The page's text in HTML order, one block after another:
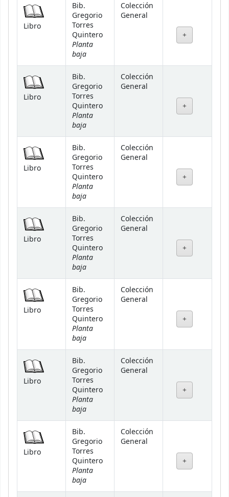
Libro
Bib.
Gregorio
Torres
Quintero
Planta
baja
Colección
General
Libro
Bib.
Gregorio
Torres
Quintero
Planta
baja
Colección
General
Libro
Bib.
Gregorio
Torres
Quintero
Planta
baja
Colección
General
Libro
Bib.
Gregorio
Torres
Quintero
Planta
baja
Colección
General
Libro
Bib.
Gregorio
Torres
Quintero
Planta
baja
Colección
General
Libro
Bib.
Gregorio
Torres
Quintero
Planta
baja
Colección
General
Libro
Bib.
Gregorio
Torres
Quintero
Planta
baja
Colección
General